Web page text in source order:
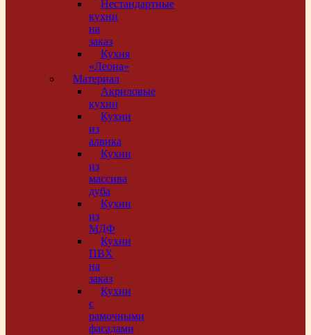
Нестандартные
кухни
на
заказ
Кухня
«Леона»
Материал
Акриловые
кухни
Кухни
из
алвика
Кухни
из
массива
дуба
Кухни
из
МДФ
Кухни
ПВХ
на
заказ
Кухни
с
рамочными
фасадами